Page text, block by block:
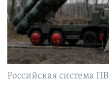
Learning English
СОЦИАЛЬНЫЕ СЕТИ
Российская система